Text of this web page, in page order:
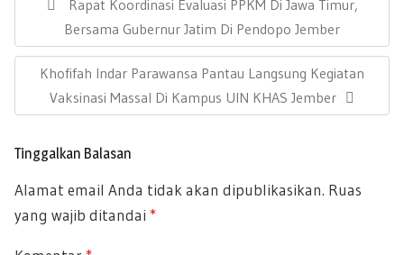
oo
k
A
p
p
g
i
o
P
R
E
V
I
U
P
O
Rapat Koordinasi Evaluasi PPKM Di Jawa Timur,
Bersama Gubernur Jatim Di Pendopo Jember
N
X
O
S
Khofifah Indar Parawansa Pantau Langsung Kegiatan
Vaksinasi Massal Di Kampus UIN KHAS Jember
Tinggalkan Balasan
Alamat email Anda tidak akan dipublikasikan. Ruas
yang wajib ditandai *